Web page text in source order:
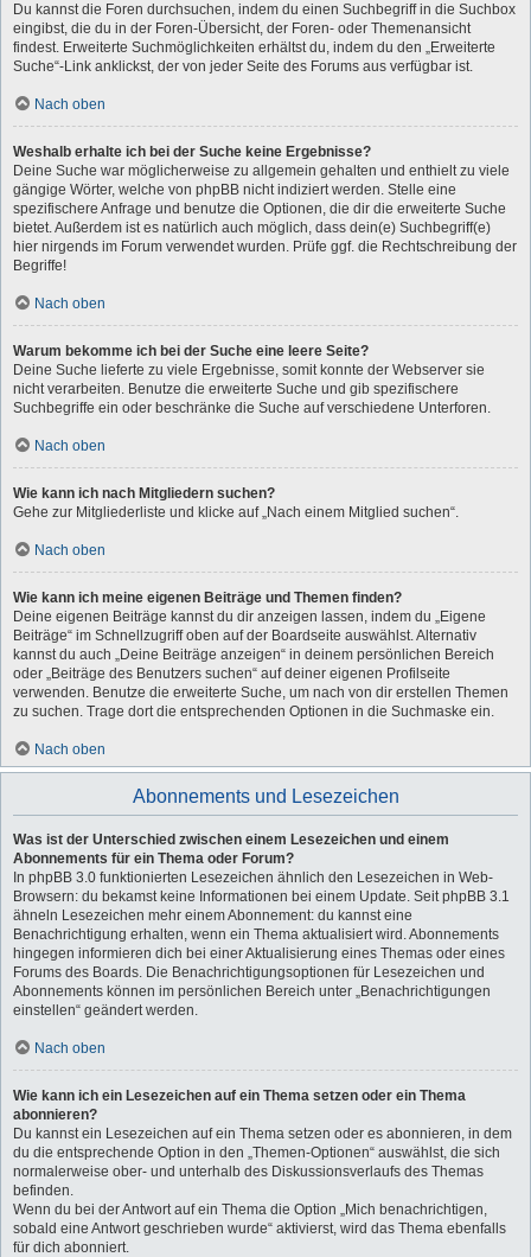
Du kannst die Foren durchsuchen, indem du einen Suchbegriff in die Suchbox
eingibst, die du in der Foren-Übersicht, der Foren- oder Themenansicht
findest. Erweiterte Suchmöglichkeiten erhältst du, indem du den „Erweiterte
Suche“-Link anklickst, der von jeder Seite des Forums aus verfügbar ist.
Nach oben
Weshalb erhalte ich bei der Suche keine Ergebnisse?
Deine Suche war möglicherweise zu allgemein gehalten und enthielt zu viele
gängige Wörter, welche von phpBB nicht indiziert werden. Stelle eine
spezifischere Anfrage und benutze die Optionen, die dir die erweiterte Suche
bietet. Außerdem ist es natürlich auch möglich, dass dein(e) Suchbegriff(e)
hier nirgends im Forum verwendet wurden. Prüfe ggf. die Rechtschreibung der
Begriffe!
Nach oben
Warum bekomme ich bei der Suche eine leere Seite?
Deine Suche lieferte zu viele Ergebnisse, somit konnte der Webserver sie
nicht verarbeiten. Benutze die erweiterte Suche und gib spezifischere
Suchbegriffe ein oder beschränke die Suche auf verschiedene Unterforen.
Nach oben
Wie kann ich nach Mitgliedern suchen?
Gehe zur Mitgliederliste und klicke auf „Nach einem Mitglied suchen“.
Nach oben
Wie kann ich meine eigenen Beiträge und Themen finden?
Deine eigenen Beiträge kannst du dir anzeigen lassen, indem du „Eigene
Beiträge“ im Schnellzugriff oben auf der Boardseite auswählst. Alternativ
kannst du auch „Deine Beiträge anzeigen“ in deinem persönlichen Bereich
oder „Beiträge des Benutzers suchen“ auf deiner eigenen Profilseite
verwenden. Benutze die erweiterte Suche, um nach von dir erstellen Themen
zu suchen. Trage dort die entsprechenden Optionen in die Suchmaske ein.
Nach oben
Abonnements und Lesezeichen
Was ist der Unterschied zwischen einem Lesezeichen und einem
Abonnements für ein Thema oder Forum?
In phpBB 3.0 funktionierten Lesezeichen ähnlich den Lesezeichen in Web-
Browsern: du bekamst keine Informationen bei einem Update. Seit phpBB 3.1
ähneln Lesezeichen mehr einem Abonnement: du kannst eine
Benachrichtigung erhalten, wenn ein Thema aktualisiert wird. Abonnements
hingegen informieren dich bei einer Aktualisierung eines Themas oder eines
Forums des Boards. Die Benachrichtigungsoptionen für Lesezeichen und
Abonnements können im persönlichen Bereich unter „Benachrichtigungen
einstellen“ geändert werden.
Nach oben
Wie kann ich ein Lesezeichen auf ein Thema setzen oder ein Thema
abonnieren?
Du kannst ein Lesezeichen auf ein Thema setzen oder es abonnieren, in dem
du die entsprechende Option in den „Themen-Optionen“ auswählst, die sich
normalerweise ober- und unterhalb des Diskussionsverlaufs des Themas
befinden.
Wenn du bei der Antwort auf ein Thema die Option „Mich benachrichtigen,
sobald eine Antwort geschrieben wurde“ aktivierst, wird das Thema ebenfalls
für dich abonniert.